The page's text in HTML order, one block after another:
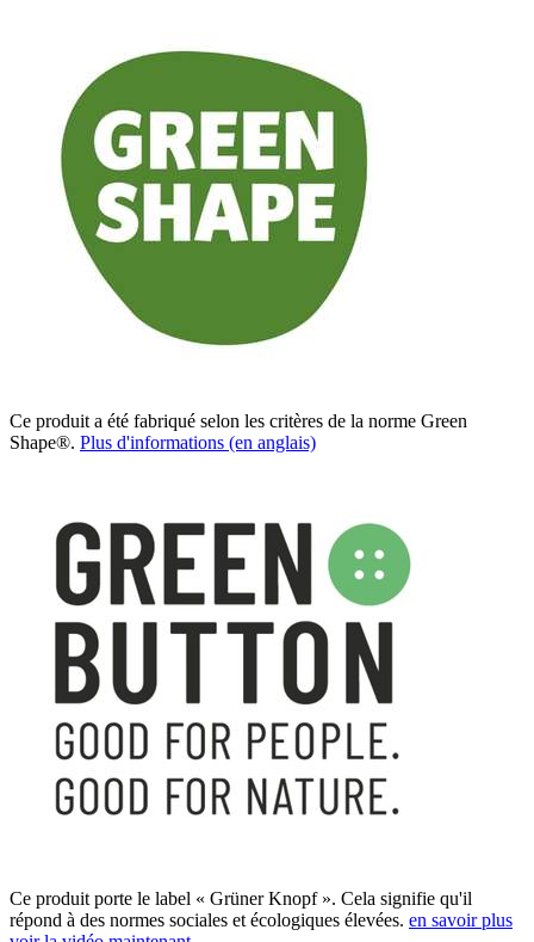
Ce produit a été fabriqué selon les critères de la norme Green
Shape®. Plus d'informations (en anglais)
Ce produit porte le label « Grüner Knopf ». Cela signifie qu'il
répond à des normes sociales et écologiques élevées. en savoir plus